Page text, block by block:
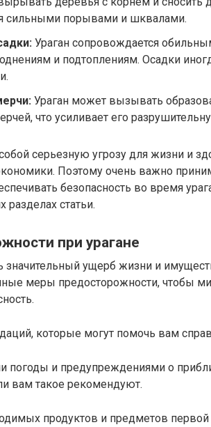
сильными порывами и шквалами.
Ураган сопровождается
и подтоплениям. Осадки
Ураган может вызывать
что усиливает его
серьезную угрозу для жизни и
Поэтому очень важно
безопасность во время
статьи.
при урагане
значительный ущерб жизни и
меры предосторожности, чтобы
которые могут помочь вам
погоды и предупреждениями о
вам такое рекомендуют.
продуктов и предметов